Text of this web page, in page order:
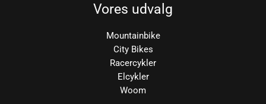
Vores udvalg
Mountainbike
City Bikes
Racercykler
Elcykler
Woom